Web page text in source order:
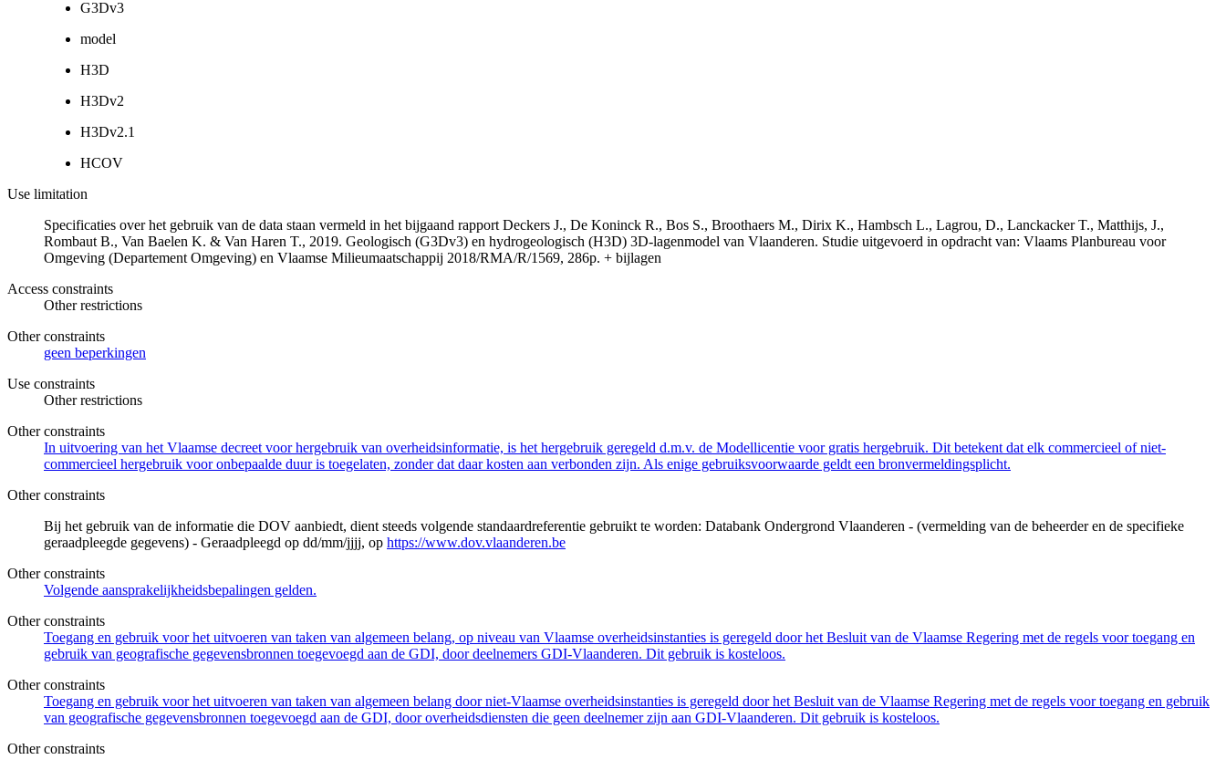
G3Dv3
model
H3D
H3Dv2
H3Dv2.1
HCOV
Use limitation
Specificaties over het gebruik van de data staan vermeld in het bijgaand rapport Deckers J., De Koninck R., Bos S., Broothaers M., Dirix K., Hambsch L., Lagrou, D., Lanckacker T., Matthijs, J.,
Rombaut B., Van Baelen K. & Van Haren T., 2019. Geologisch (G3Dv3) en hydrogeologisch (H3D) 3D-lagenmodel van Vlaanderen. Studie uitgevoerd in opdracht van: Vlaams Planbureau voor
Omgeving (Departement Omgeving) en Vlaamse Milieumaatschappij 2018/RMA/R/1569, 286p. + bijlagen
Access constraints
Other restrictions
Other constraints
geen beperkingen
Use constraints
Other restrictions
Other constraints
In uitvoering van het Vlaamse decreet voor hergebruik van overheidsinformatie, is het hergebruik geregeld d.m.v. de Modellicentie voor gratis hergebruik. Dit betekent dat elk commercieel of niet-
commercieel hergebruik voor onbepaalde duur is toegelaten, zonder dat daar kosten aan verbonden zijn. Als enige gebruiksvoorwaarde geldt een bronvermeldingsplicht.
Other constraints
Bij het gebruik van de informatie die DOV aanbiedt, dient steeds volgende standaardreferentie gebruikt te worden: Databank Ondergrond Vlaanderen - (vermelding van de beheerder en de specifieke
geraadpleegde gegevens) - Geraadpleegd op dd/mm/jjjj, op https://www.dov.vlaanderen.be
Other constraints
Volgende aansprakelijkheidsbepalingen gelden.
Other constraints
Toegang en gebruik voor het uitvoeren van taken van algemeen belang, op niveau van Vlaamse overheidsinstanties is geregeld door het Besluit van de Vlaamse Regering met de regels voor toegang en
gebruik van geografische gegevensbronnen toegevoegd aan de GDI, door deelnemers GDI-Vlaanderen. Dit gebruik is kosteloos.
Other constraints
Toegang en gebruik voor het uitvoeren van taken van algemeen belang door niet-Vlaamse overheidsinstanties is geregeld door het Besluit van de Vlaamse Regering met de regels voor toegang en gebruik
van geografische gegevensbronnen toegevoegd aan de GDI, door overheidsdiensten die geen deelnemer zijn aan GDI-Vlaanderen. Dit gebruik is kosteloos.
Other constraints